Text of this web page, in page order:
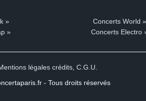
»
»
Concerts World »
Concerts Electro
légales crédits C.G.U.
- Tous droits réservés